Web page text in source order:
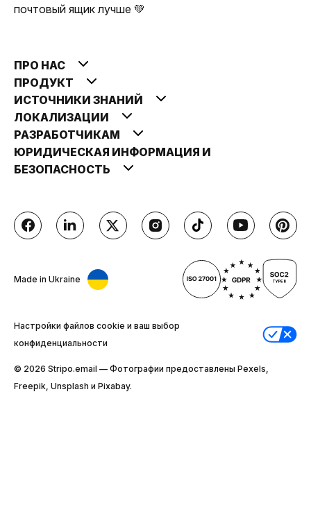
почтовый ящик лучше 💚
ПРО НАС
ПРОДУКТ
ИСТОЧНИКИ ЗНАНИЙ
ЛОКАЛИЗАЦИИ
РАЗРАБОТЧИКАМ
ЮРИДИЧЕСКАЯ ИНФОРМАЦИЯ И
БЕЗОПАСНОСТЬ
Made in Ukraine
Настройки файлов cookie и ваш выбор
конфиденциальности
© 2026 Stripо.email — Фотографии предоставлены Pexels,
Freepik, Unsplash и Pixabay.